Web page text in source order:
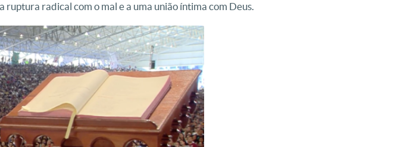
ruptura radical com o mal e a uma união íntima com Deus.